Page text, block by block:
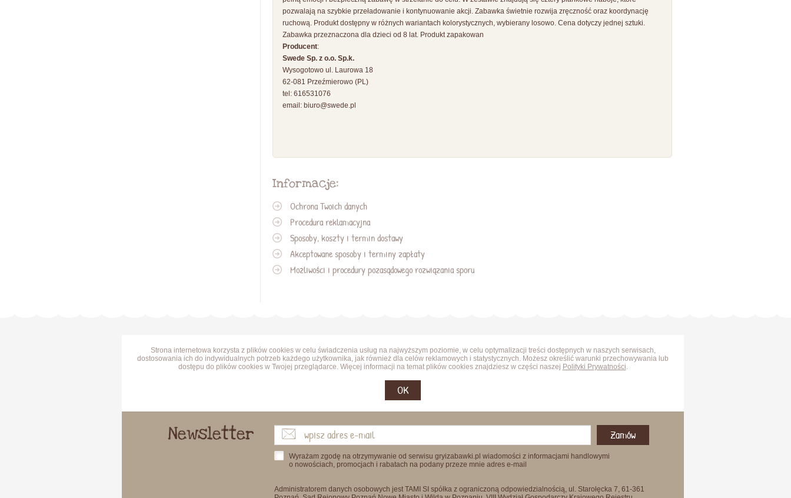
pozwalają na szybkie przeładowanie i kontynuowanie akcji. Zabawka świetnie rozwija zręczność oraz koordynację
ruchową. Produkt dostępny w różnych wariantach kolorystycznych, wybierany losowo. Cena dotyczy jednej sztuki.
Zabawka przeznaczona dla dzieci od 8 lat. Produkt zapakowan
Producent:
Swede Sp. z o.o. Sp.k.
Wysogotowo ul. Laurowa 18
62-081 Przeźmierowo (PL)
tel: 616531076
email: biuro@swede.pl
Informacje:
Ochrona Twoich danych
Procedura reklamacyjna
Sposoby, koszty i termin dostawy
Akceptowane sposoby i terminy zapłaty
Możliwości i procedury pozasądowego rozwiązania sporu
Strona internetowa korzysta z plików cookies w celu świadczenia usług na najwyższym poziomie, w celu optymalizacji treści dostępnych w naszych serwisach,
dostosowania ich do indywidualnych potrzeb każdego użytkownika, jak również dla celów reklamowych i statystycznych. Możesz określić warunki przechowywania lub
dostępu do plików cookies w Twojej przeglądarce. Więcej informacji na temat plików cookies znajdziesz w części naszej Polityki Prywatności.
OK
Newsletter Zamów
Wyrażam zgodę na otrzymywanie od serwisu gryizabawki.pl wiadomości z informacjami handlowymi
o nowościach, promocjach i rabatach na podany przeze mnie adres e-mail
Administratorem danych osobowych jest TAMI SI spółka z ograniczoną odpowiedzialnością, ul. Starołęcka 7, 61-361